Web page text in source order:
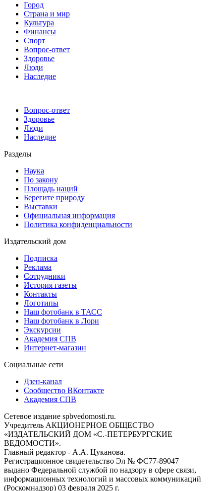
Город
Страна и мир
Культура
Финансы
Спорт
Вопрос-ответ
Здоровье
Люди
Наследие
Вопрос-ответ
Здоровье
Люди
Наследие
Разделы
Наука
По закону
Площадь наций
Берегите природу
Выставки
Официальная информация
Политика конфиденциальности
Издательский дом
Подписка
Реклама
Сотрудники
История газеты
Контакты
Логотипы
Наш фотобанк в ТАСС
Наш фотобанк в Лори
Экскурсии
Академия СПВ
Интернет-магазин
Социальные сети
Дзен-канал
Сообщество ВКонтакте
Академия СПВ
Сетевое издание spbvedomosti.ru.
Учредитель АКЦИОНЕРНОЕ ОБЩЕСТВО
«ИЗДАТЕЛЬСКИЙ ДОМ «С.-ПЕТЕРБУРГСКИЕ
ВЕДОМОСТИ».
Главный редактор - А.А. Цуканова.
Регистрационное свидетельство Эл № ФС77-89047
выдано Федеральной службой по надзору в сфере связи,
информационных технологий и массовых коммуникаций
(Роскомнадзор) 03 февраля 2025 г.